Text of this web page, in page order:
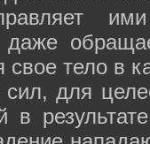
управляет
даже
свое тело в
для
в